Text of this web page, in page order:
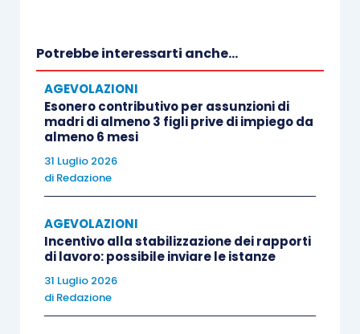
Potrebbe interessarti anche...
AGEVOLAZIONI
Esonero contributivo per assunzioni di
madri di almeno 3 figli prive di impiego da
almeno 6 mesi
31 Luglio 2026
di Redazione
AGEVOLAZIONI
Incentivo alla stabilizzazione dei rapporti
di lavoro: possibile inviare le istanze
31 Luglio 2026
di Redazione